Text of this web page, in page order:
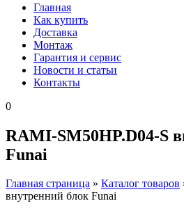
Главная
Как купить
Доставка
Монтаж
Гарантия и сервис
Новости и статьи
Контакты
0
RAMI-SM50HP.D04-S
Funai
Главная страница » Каталог товаров
внутренний блок Funai